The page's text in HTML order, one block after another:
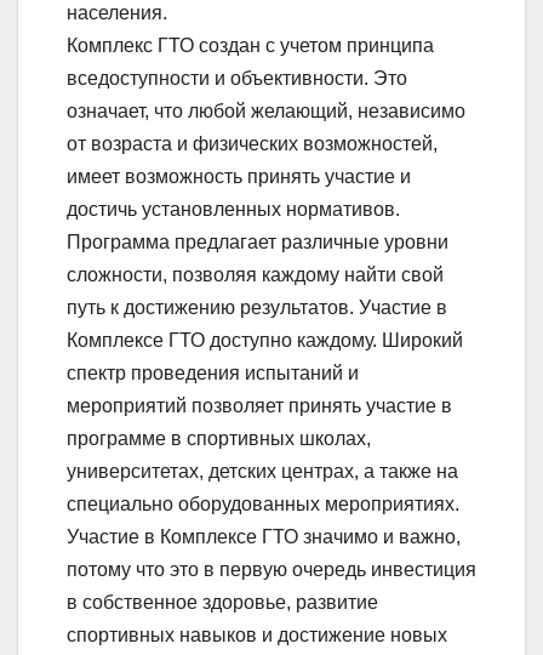
населения.
Комплекс ГТО создан с учетом принципа
вседоступности и объективности. Это
означает, что любой желающий, независимо
от возраста и физических возможностей,
имеет возможность принять участие и
достичь установленных нормативов.
Программа предлагает различные уровни
сложности, позволяя каждому найти свой
путь к достижению результатов. Участие в
Комплексе ГТО доступно каждому. Широкий
спектр проведения испытаний и
мероприятий позволяет принять участие в
программе в спортивных школах,
университетах, детских центрах, а также на
специально оборудованных мероприятиях.
Участие в Комплексе ГТО значимо и важно,
потому что это в первую очередь инвестиция
в собственное здоровье, развитие
спортивных навыков и достижение новых